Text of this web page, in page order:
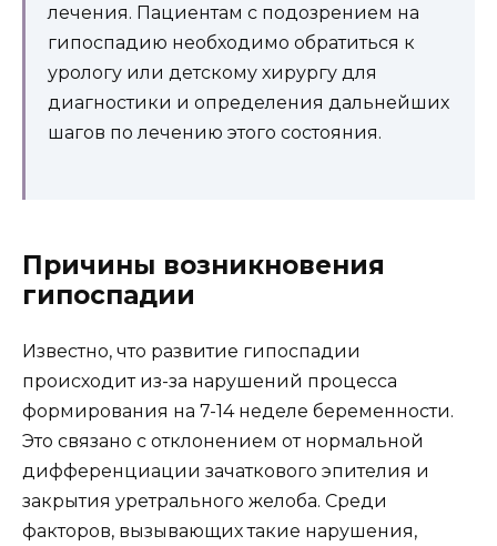
лечения. Пациентам с подозрением на
гипоспадию необходимо обратиться к
урологу или детскому хирургу для
диагностики и определения дальнейших
шагов по лечению этого состояния.
Причины возникновения
гипоспадии
Известно, что развитие гипоспадии
происходит из-за нарушений процесса
формирования на 7-14 неделе беременности.
Это связано с отклонением от нормальной
дифференциации зачаткового эпителия и
закрытия уретрального желоба. Среди
факторов, вызывающих такие нарушения,